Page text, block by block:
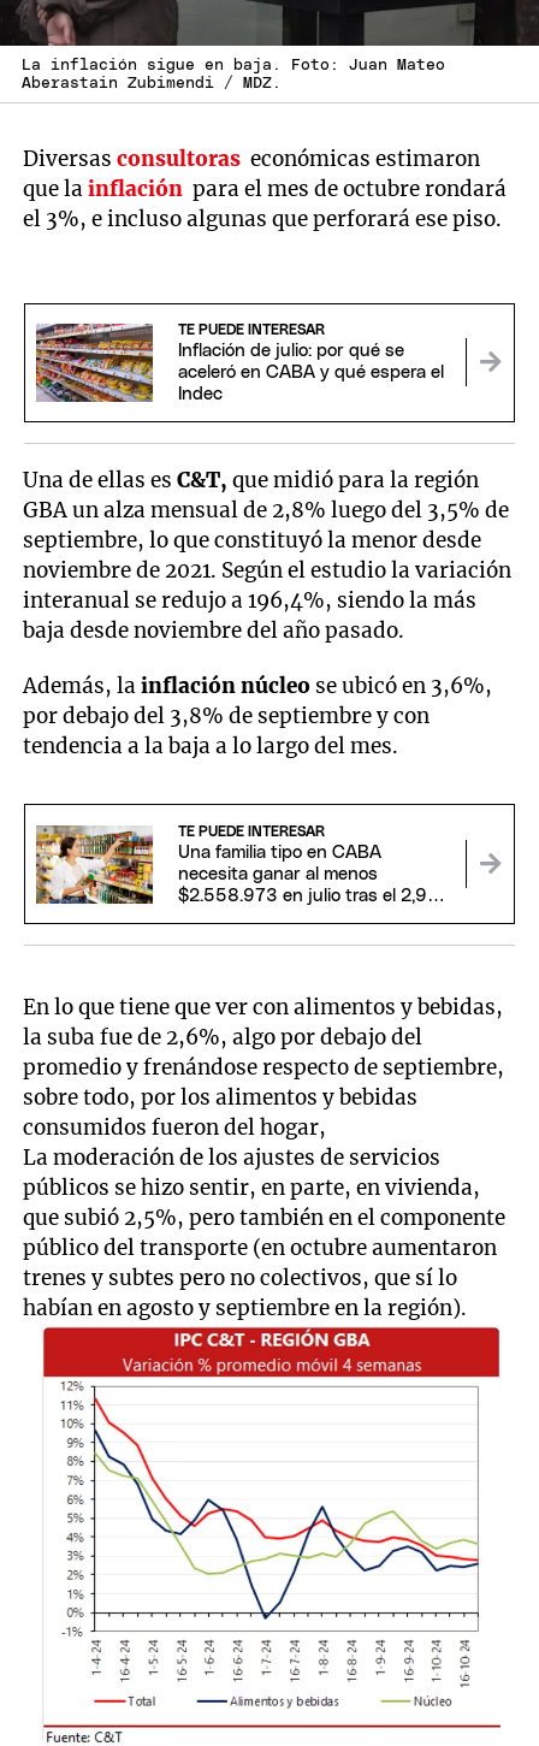
La inflación sigue en baja. Foto: Juan Mateo
Aberastain Zubimendi / MDZ.
Diversasconsultoras económicas estimaron
que lainflación para el mes de octubre rondará
el 3%, e incluso algunas que perforará ese piso.
TE PUEDE INTERESAR
Inflación de julio: por qué se
aceleró en CABA y qué espera el
Indec
Una de ellas esC&T, que midió para la región
GBA un alza mensual de 2,8% luego del 3,5% de
septiembre, lo que constituyó la menor desde
noviembre de 2021. Según el estudio la variación
interanual se redujo a 196,4%, siendo la más
baja desde noviembre del año pasado.
Además, lainflación núcleo se ubicó en 3,6%,
por debajo del 3,8% de septiembre y con
tendencia a la baja a lo largo del mes.
TE PUEDE INTERESAR
Una familia tipo en CABA
necesita ganar al menos
$2.558.973 en julio tras el 2,9%
En lo que tiene que ver con alimentos y bebidas,
la suba fue de 2,6%, algo por debajo del
promedio y frenándose respecto de septiembre,
sobre todo, por los alimentos y bebidas
consumidos fueron del hogar,
La moderación de los ajustes de servicios
públicos se hizo sentir, en parte, en vivienda,
que subió 2,5%, pero también en el componente
público del transporte (en octubre aumentaron
trenes y subtes pero no colectivos, que sí lo
habían en agosto y septiembre en la región).